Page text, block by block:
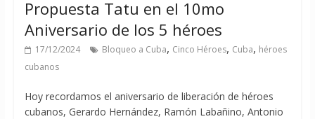
Propuesta Tatu en el 10mo
Aniversario de los 5 héroes
17/12/2024 Bloqueo a Cuba, Cinco Héroes, Cuba, héroes
cubanos
Hoy recordamos el aniversario de liberación de héroes
cubanos, Gerardo Hernández, Ramón Labañino, Antonio